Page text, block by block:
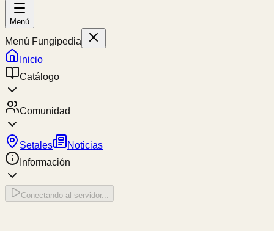
Menú
Menú Fungipedia
Inicio
Catálogo
Comunidad
Setales
Noticias
Información
Conectando al servidor...